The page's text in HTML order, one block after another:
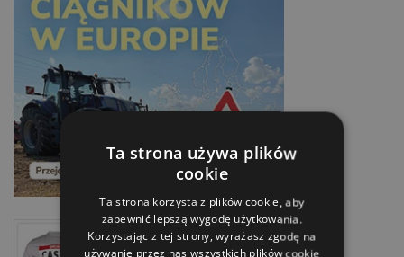
Ta strona używa plików
cookie
Ta strona korzysta z plików cookie, aby
zapewnić lepszą wygodę użytkowania.
Korzystając z tej strony, wyrażasz zgodę na
używanie przez nas wszystkich plików cookie